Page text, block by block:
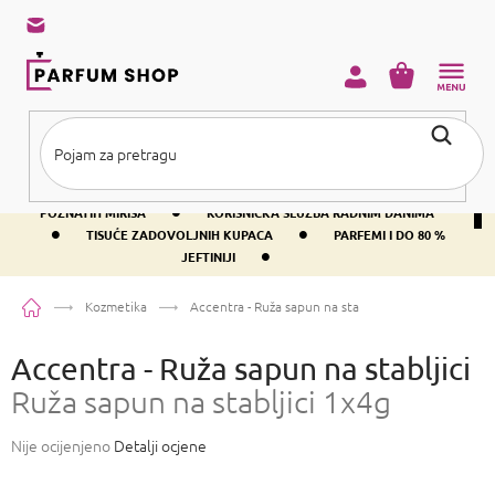
sadržaj
BESPLATNA DOSTAVA IZNAD PRIBLIŽNO 37 € •
400+ SVJETSKI
POZNATIH MIRISA
• KORISNIČKA SLUŽBA RADNIM DANIMA
• TISUĆE ZADOVOLJNIH KUPACA •
PARFEMI I DO 80 %
JEFTINIJI
•
KOŠARICA
PočetnaKozmetika Accentra - Ruža sapun na stabljici
Accentra - Ruža sapun na stabljici
Ruža sapun na stabljici 1x4g
Prosječna
Nije ocijenjeno Detalji ocjene